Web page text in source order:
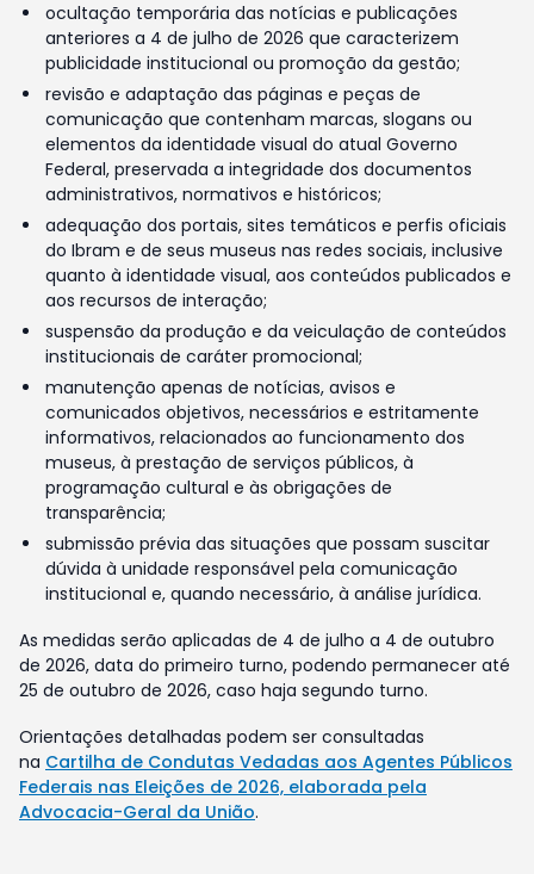
ocultação temporária das notícias e publicações
anteriores a 4 de julho de 2026 que caracterizem
publicidade institucional ou promoção da gestão;
revisão e adaptação das páginas e peças de
comunicação que contenham marcas, slogans ou
elementos da identidade visual do atual Governo
Federal, preservada a integridade dos documentos
administrativos, normativos e históricos;
adequação dos portais, sites temáticos e perfis oficiais
do Ibram e de seus museus nas redes sociais, inclusive
quanto à identidade visual, aos conteúdos publicados e
aos recursos de interação;
suspensão da produção e da veiculação de conteúdos
institucionais de caráter promocional;
manutenção apenas de notícias, avisos e
comunicados objetivos, necessários e estritamente
informativos, relacionados ao funcionamento dos
museus, à prestação de serviços públicos, à
programação cultural e às obrigações de
transparência;
submissão prévia das situações que possam suscitar
dúvida à unidade responsável pela comunicação
institucional e, quando necessário, à análise jurídica.
As medidas serão aplicadas de 4 de julho a 4 de outubro
de 2026, data do primeiro turno, podendo permanecer até
25 de outubro de 2026, caso haja segundo turno.
Orientações detalhadas podem ser consultadas
na Cartilha de Condutas Vedadas aos Agentes Públicos
Federais nas Eleições de 2026, elaborada pela
Advocacia-Geral da União.